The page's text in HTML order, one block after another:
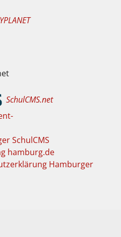
SchulCMS.net
SchulCMS
hamburg.de
Hamburger